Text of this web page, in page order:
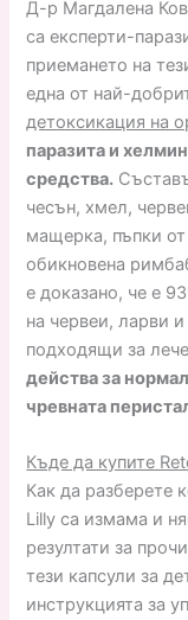
Д-р Магдалена
са експерти-
приемането на
една от най-
детоксикация на
паразита и
средства.
чесън, хмел,
мащерка, пъпки
обикновена
е доказано, че е
на червеи, ларви
подходящи за
действа за
чревната
Къде да купите
Как да разберете
Lilly са измама и
резултати за
тези капсули за
инструкцията за